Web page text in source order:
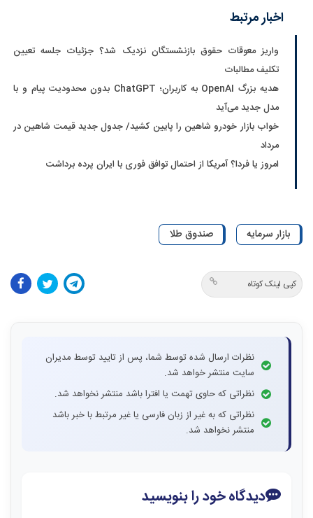
اخبار مرتبط
واریز معوقات حقوق بازنشستگان نزدیک شد؟ جزئیات جلسه تعیین
تکلیف مطالبات
هدیه بزرگ OpenAI به کاربران؛ ChatGPT بدون محدودیت پیام و با
مدل جدید می‌آید
خواب بازار خودرو شاهین را پایین کشید/ جدول جدید قیمت شاهین در
مرداد
امروز یا فردا؟ آمریکا از احتمال توافق فوری با ایران پرده برداشت
بازار سرمایه صندوق طلا
کپی لینک کوتاه
نظرات ارسال شده توسط شما، پس از تایید توسط مدیران
سایت منتشر خواهد شد.
نظراتی که حاوی تهمت یا افترا باشد منتشر نخواهد شد.
نظراتی که به غیر از زبان فارسی یا غیر مرتبط با خبر باشد
منتشر نخواهد شد.
دیدگاه خود را بنویسید